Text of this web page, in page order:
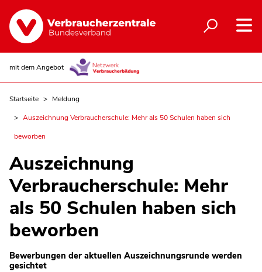
mit dem Angebot
Startseite
Meldung
Auszeichnung Verbraucherschule: Mehr als 50 Schulen haben sich
beworben
Auszeichnung
Verbraucherschule: Mehr
als 50 Schulen haben sich
beworben
Bewerbungen der aktuellen Auszeichnungsrunde werden
gesichtet